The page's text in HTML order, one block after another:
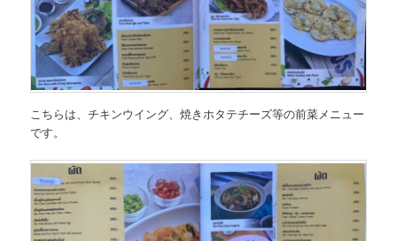
こちらは、チキンウイング、焼きホタテチーズ等の前菜メニュー
です。